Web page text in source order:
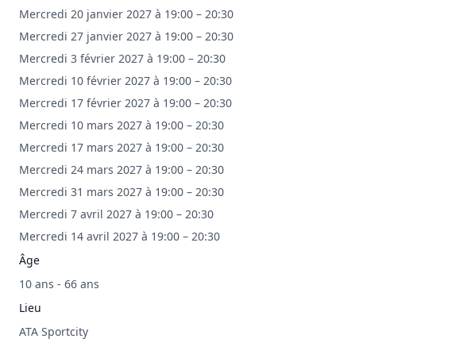
Mercredi 20 janvier 2027 à 19:00 – 20:30
Mercredi 27 janvier 2027 à 19:00 – 20:30
Mercredi 3 février 2027 à 19:00 – 20:30
Mercredi 10 février 2027 à 19:00 – 20:30
Mercredi 17 février 2027 à 19:00 – 20:30
Mercredi 10 mars 2027 à 19:00 – 20:30
Mercredi 17 mars 2027 à 19:00 – 20:30
Mercredi 24 mars 2027 à 19:00 – 20:30
Mercredi 31 mars 2027 à 19:00 – 20:30
Mercredi 7 avril 2027 à 19:00 – 20:30
Mercredi 14 avril 2027 à 19:00 – 20:30
Âge
10 ans - 66 ans
Lieu
ATA Sportcity